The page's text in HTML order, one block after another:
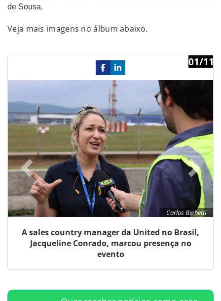
de Sousa.
Veja mais imagens no álbum abaixo.
Carlos Bighetti
01/11
A sales country manager da United no Brasil,
Jacqueline Conrado, marcou presença no
evento
Previous